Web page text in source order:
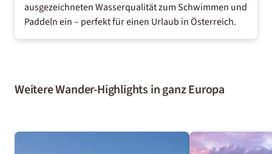
ausgezeichneten Wasserqualität zum Schwimmen und
Paddeln ein – perfekt für einen Urlaub in Österreich.
Weitere Wander-Highlights in ganz Europa